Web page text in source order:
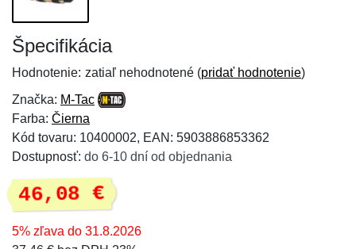
Špecifikácia
Hodnotenie: zatiaľ nehodnotené (pridať hodnotenie)
Značka: M-Tac
Farba: Čierna
Kód tovaru: 10400002, EAN: 5903886853362
Dostupnosť: do 6-10 dní od objednania
46,08 €
5% zľava do 31.8.2026